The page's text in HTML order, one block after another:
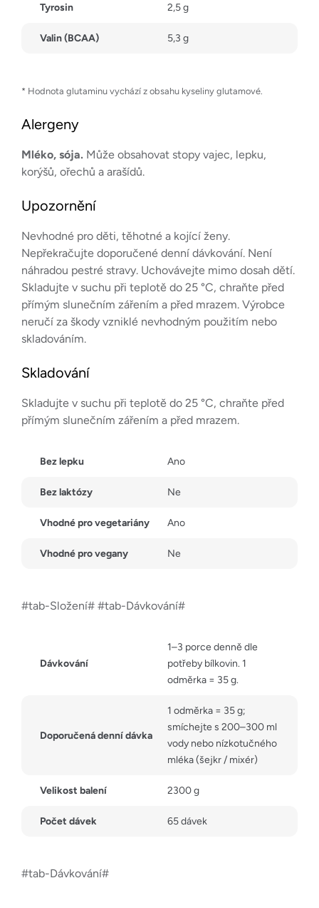
Tyrosin 2,5 g
Valin (BCAA) 5,3 g
* Hodnota glutaminu vychází z obsahu kyseliny glutamové.
Alergeny
Mléko, sója. Může obsahovat stopy vajec, lepku,
korýšů, ořechů a arašídů.
Upozornění
Nevhodné pro děti, těhotné a kojící ženy.
Nepřekračujte doporučené denní dávkování. Není
náhradou pestré stravy. Uchovávejte mimo dosah dětí.
Skladujte v suchu při teplotě do 25 °C, chraňte před
přímým slunečním zářením a před mrazem. Výrobce
neručí za škody vzniklé nevhodným použitím nebo
skladováním.
Skladování
Skladujte v suchu při teplotě do 25 °C, chraňte před
přímým slunečním zářením a před mrazem.
Bez lepku Ano
Bez laktózy Ne
Vhodné pro vegetariány Ano
Vhodné pro vegany Ne
#tab-Složení# #tab-Dávkování#
Dávkování
1–3 porce denně dle
potřeby bílkovin. 1
odměrka = 35 g.
Doporučená denní dávka
1 odměrka = 35 g;
smíchejte s 200–300 ml
vody nebo nízkotučného
mléka (šejkr / mixér)
Velikost balení 2300 g
Počet dávek 65 dávek
#tab-Dávkování#